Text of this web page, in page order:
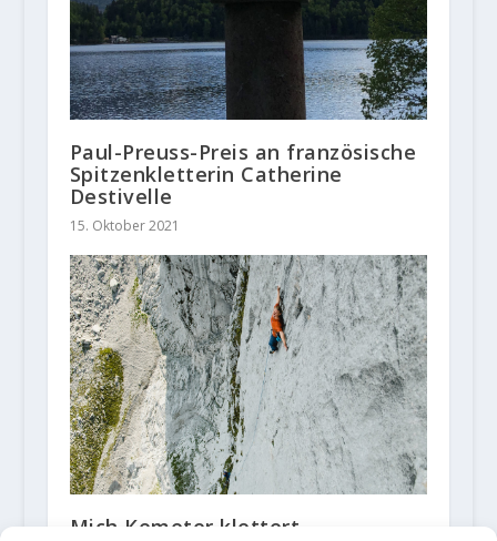
Paul-Preuss-Preis an französische
Spitzenkletterin Catherine
Destivelle
15. Oktober 2021
Mich Kemeter klettert